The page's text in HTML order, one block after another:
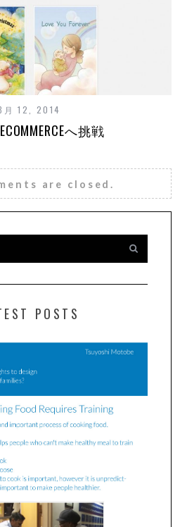
月 12, 2014
へ挑戦
are closed.
POSTS